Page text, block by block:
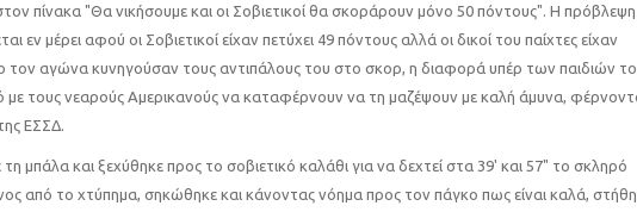
πίνακα "Θα νικήσουμε και οι Σοβιετικοί θα σκοράρουν μόνο 50 πόντους". Η πρόβλεψη
εν μέρει αφού οι Σοβιετικοί είχαν πετύχει 49 πόντους αλλά οι δικοί του παίχτες είχαν
τον αγώνα κυνηγούσαν τους αντιπάλους του στο σκορ, η διαφορά υπέρ των παιδιών
τους νεαρούς Αμερικανούς να καταφέρνουν να τη μαζέψουν με καλή άμυνα,
ΕΣΣΔ.
μπάλα και ξεχύθηκε προς το σοβιετικό καλάθι για να δεχτεί στα 39' και 57" το σκληρό
από το χτύπημα, σηκώθηκε και κάνοντας νόημα προς τον πάγκο πως είναι καλά,